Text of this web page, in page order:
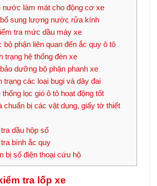
nước làm mát cho động cơ xe
sung lượng nước rửa kính
tra mức dầu máy xe
bộ phận liên quan đến ắc quy ô tô
trạng hệ thống đèn xe
dưỡng bộ phận phanh xe
trạng các loại bugi và dây đai
lọc gió ô tô hoạt động tốt
chuẩn bị các vật dụng, giấy tờ thiết
dầu hộp số
bình ắc quy
bị số điện thoại cứu hộ
tra lốp xe